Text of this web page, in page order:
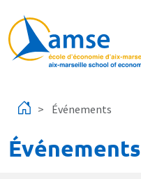
Événements
Événements